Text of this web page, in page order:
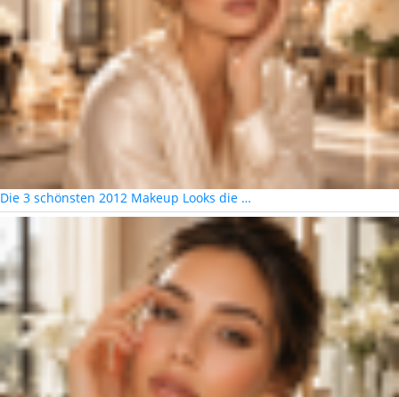
Die 3 schönsten 2012 Makeup Looks die …